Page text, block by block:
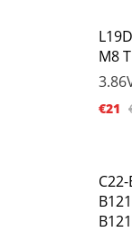
M8
€21